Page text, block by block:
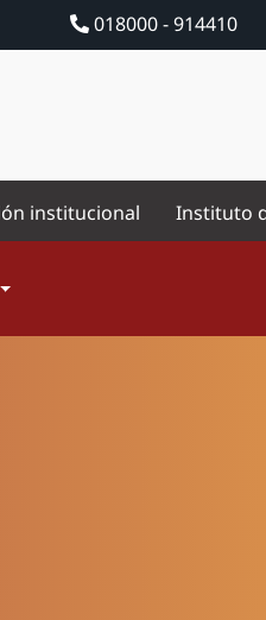
018000 - 914410
institucional Instituto